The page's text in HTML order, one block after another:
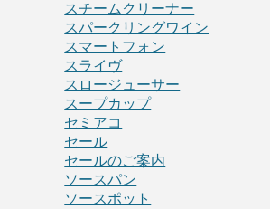
スチームクリーナー
スパークリングワイン
スマートフォン
スライヴ
スロージューサー
スープカップ
セミアコ
セール
セールのご案内
ソースパン
ソースポット